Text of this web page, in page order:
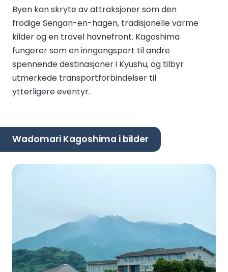
Byen kan skryte av attraksjoner som den
frodige Sengan-en-hagen, tradisjonelle varme
kilder og en travel havnefront. Kagoshima
fungerer som en inngangsport til andre
spennende destinasjoner i Kyushu, og tilbyr
utmerkede transportforbindelser til
ytterligere eventyr.
Wadomari Kagoshima i bilder